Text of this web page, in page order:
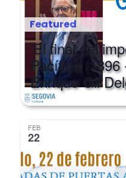
Featured
‘El final del
Pacífico (1896
Enrique Gil
FEB